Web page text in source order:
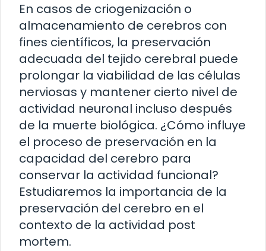
En casos de criogenización o
almacenamiento de cerebros con
fines científicos, la preservación
adecuada del tejido cerebral puede
prolongar la viabilidad de las células
nerviosas y mantener cierto nivel de
actividad neuronal incluso después
de la muerte biológica. ¿Cómo influye
el proceso de preservación en la
capacidad del cerebro para
conservar la actividad funcional?
Estudiaremos la importancia de la
preservación del cerebro en el
contexto de la actividad post
mortem.